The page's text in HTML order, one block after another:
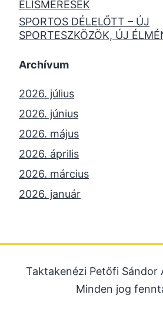
ELISMERÉSEK
SPORTOS DÉLELŐTT – ÚJ
SPORTESZKÖZÖK, ÚJ
Archívum
2026. július
2026. június
2026. május
2026. április
2026. március
2026. január
2025. július
2025. június
Taktakenézi Petőfi Sándor
Minden jog